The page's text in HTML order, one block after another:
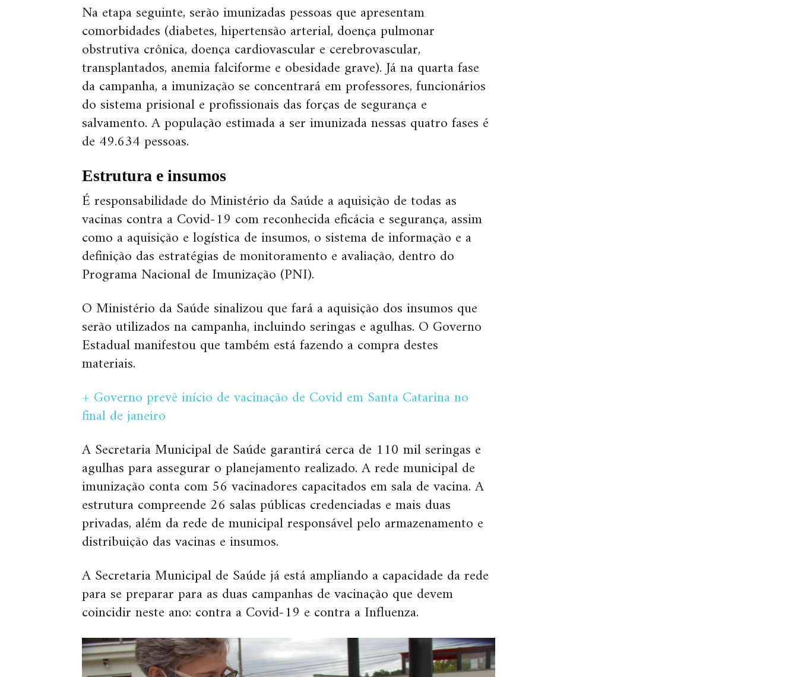
Na etapa seguinte, serão imunizadas pessoas que apresentam
comorbidades (diabetes, hipertensão arterial, doença pulmonar
obstrutiva crônica, doença cardiovascular e cerebrovascular,
transplantados, anemia falciforme e obesidade grave). Já na quarta fase
da campanha, a imunização se concentrará em professores, funcionários
do sistema prisional e profissionais das forças de segurança e
salvamento. A população estimada a ser imunizada nessas quatro fases é
de 49.634 pessoas.
Estrutura e insumos
É responsabilidade do Ministério da Saúde a aquisição de todas as
vacinas contra a Covid-19 com reconhecida eficácia e segurança, assim
como a aquisição e logística de insumos, o sistema de informação e a
definição das estratégias de monitoramento e avaliação, dentro do
Programa Nacional de Imunização (PNI).
O Ministério da Saúde sinalizou que fará a aquisição dos insumos que
serão utilizados na campanha, incluindo seringas e agulhas. O Governo
Estadual manifestou que também está fazendo a compra destes
materiais.
+ Governo prevê início de vacinação de Covid em Santa Catarina no
final de janeiro
A Secretaria Municipal de Saúde garantirá cerca de 110 mil seringas e
agulhas para assegurar o planejamento realizado. A rede municipal de
imunização conta com 56 vacinadores capacitados em sala de vacina. A
estrutura compreende 26 salas públicas credenciadas e mais duas
privadas, além da rede de municipal responsável pelo armazenamento e
distribuição das vacinas e insumos.
A Secretaria Municipal de Saúde já está ampliando a capacidade da rede
para se preparar para as duas campanhas de vacinação que devem
coincidir neste ano: contra a Covid-19 e contra a Influenza.